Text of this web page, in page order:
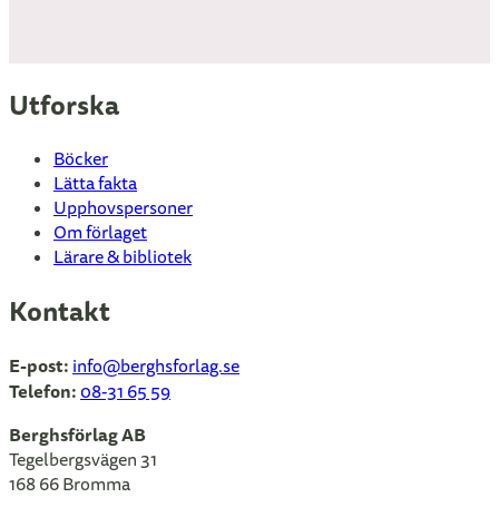
Utforska
Böcker
Lätta fakta
Upphovspersoner
Om förlaget
Lärare & bibliotek
Kontakt
E-post: info@berghsforlag.se
Telefon:08-31 65 59
Berghsförlag AB
Tegelbergsvägen 31
168 66 Bromma